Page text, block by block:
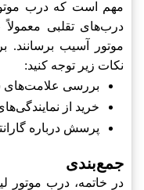
درب‌های تقلبی
موتور آسیب برسانند.
نکات زیر توجه کنید:
بررسی
خرید از
پرسش درباره
جمع‌بندی